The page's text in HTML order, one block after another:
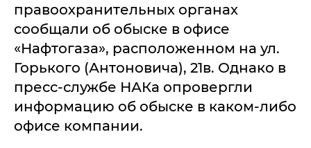
правоохранительных органах
сообщали об обыске в офисе
«Нафтогаза», расположенном на ул.
Горького (Антоновича), 21в. Однако в
пресс-службе НАКа опровергли
информацию об обыске в каком-либо
офисе компании.